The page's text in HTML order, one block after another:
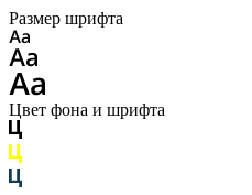
Размер шрифта
Цвет фона и шрифта